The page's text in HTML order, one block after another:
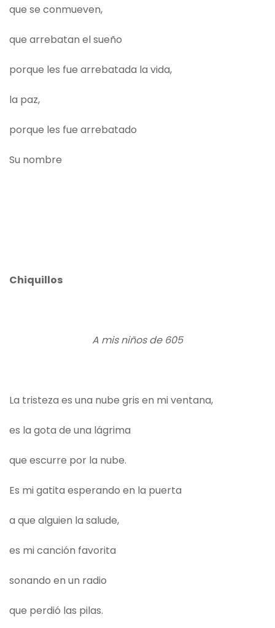
que se conmueven,
que arrebatan el sueño
porque les fue arrebatada la vida,
la paz,
porque les fue arrebatado
Su nombre
Chiquillos
A mis niños de 605
La tristeza es una nube gris en mi ventana,
es la gota de una lágrima
que escurre por la nube.
Es mi gatita esperando en la puerta
a que alguien la salude,
es mi canción favorita
sonando en un radio
que perdió las pilas.